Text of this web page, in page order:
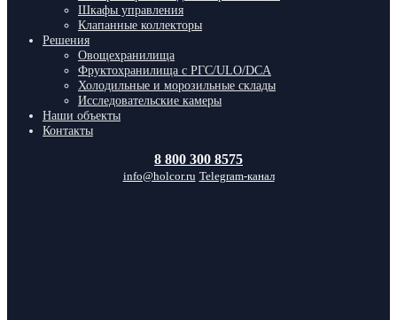
Шкафы управления
Клапанные коллекторы
Решения
Овощехранилища
Фруктохранилища с РГС/ULO/DCA
Холодильные и морозильные склады
Исследовательские камеры
Наши объекты
Контакты
8 800 300 8575
info@holcor.ru Telegram-канал